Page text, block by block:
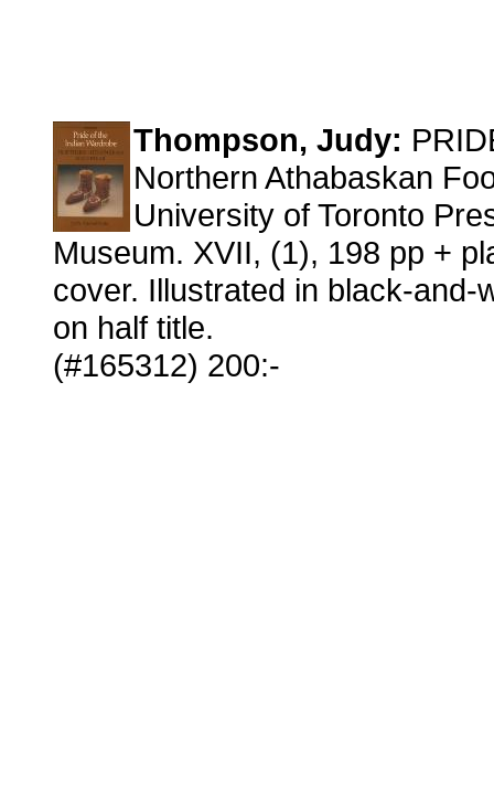
Thompson, Judy:
Northern Athabaskan
University of Toronto
Museum. XVII, (1), 198 pp +
cover. Illustrated in black-and-
on half title.
(#165312) 200:-